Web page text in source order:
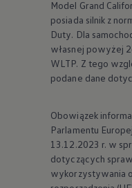
własnej powyżej
WLTP. Z tego
podane dane
Obowiązek
dotyczących
wykorzystywania
rozporządzenia
2020/1828 (akt w
stronie: